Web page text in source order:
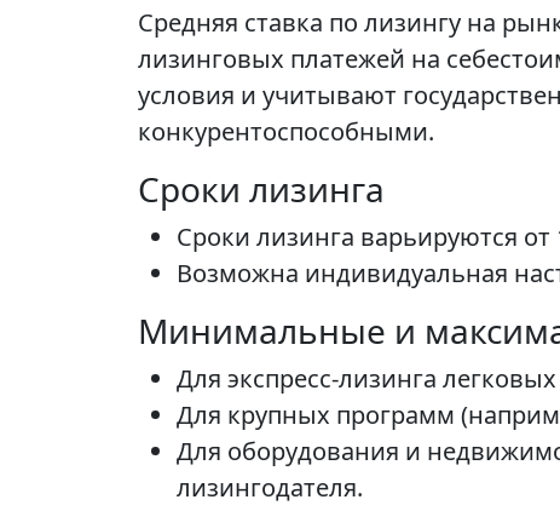
Средняя ставка по лизингу на
лизинговых платежей на
условия и учитывают
конкурентоспособными.
Сроки лизинга
Сроки лизинга варьируются
Возможна индивидуальная
Минимальные и
Для экспресс-лизинга
Для крупных программ
Для оборудования и
лизингодателя.